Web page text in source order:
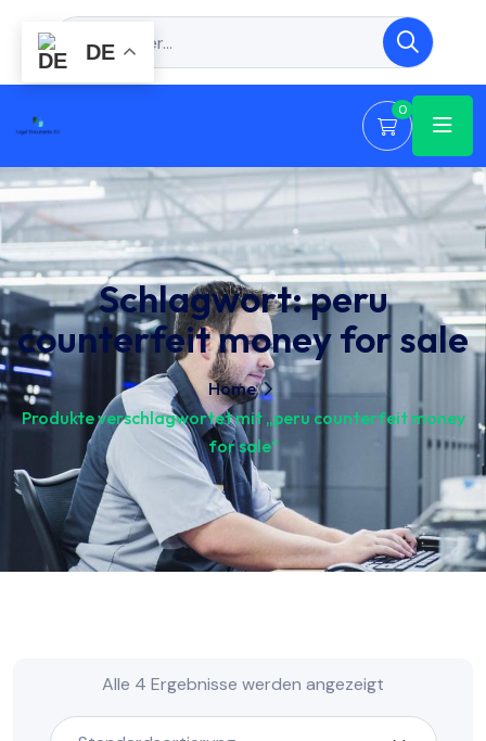
0
Schlagwort:peru
counterfeit money for sale
Home
Produkte verschlagwortet mit „peru counterfeit money
for sale“
Alle 4 Ergebnisse werden angezeigt
DE